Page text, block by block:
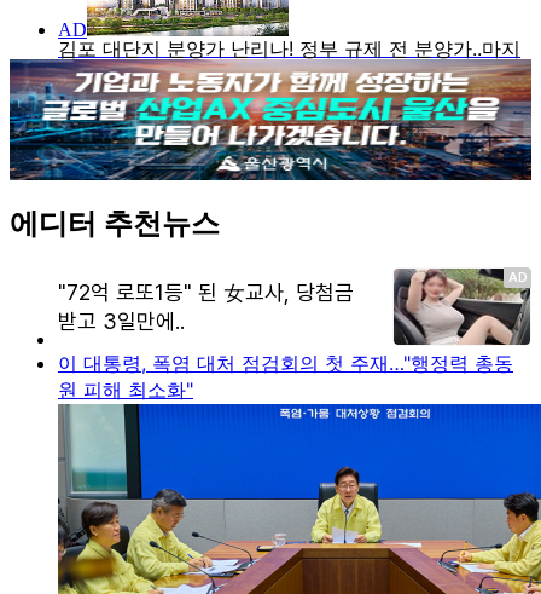
에디터 추천뉴스
이 대통령, 폭염 대처 점검회의 첫 주재…"행정력 총동
원 피해 최소화"